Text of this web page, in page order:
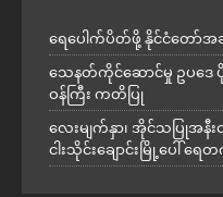
ရေပေါက်ပိတ်ဖို့ နိုင်ငံတော်
သေနတ်ကိုင်ဆောင်မှု ဥပဒေ
ဝန်ကြီး ကတိပြု
လေးမျက်နှာ၊ အိုင်သပြုအနီ
ငါးသိုင်းချောင်းမြို့ပေါ် ရေ